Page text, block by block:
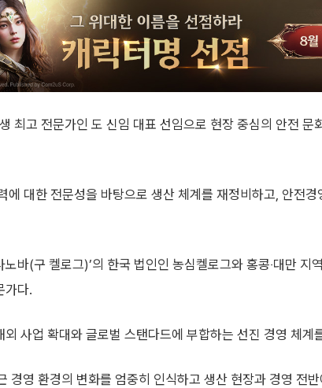
최고 전문가인 도 신임 대표 선임으로 현장 중심의 안전 문
에 대한 전문성을 바탕으로 생산 체계를 재정비하고, 안전경
노바(구 켈로그)’의 한국 법인인 농심켈로그와 홍콩‧대만 지
가다.
사업 확대와 글로벌 스탠다드에 부합하는 선진 경영 체계
경영 환경의 변화를 엄중히 인식하고 생산 현장과 경영 전